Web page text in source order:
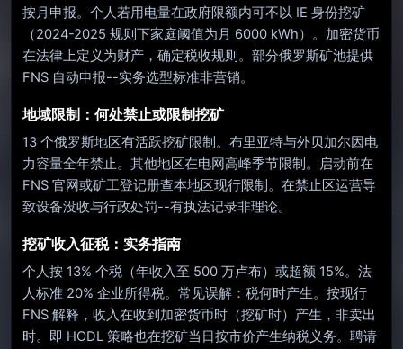
按月申报。个人若用电量在政府限额内可不以 IE 身份挖矿
（2024-2025 规则下家庭阈值为月 6000 kWh）。加密货币
在法律上定义为财产，确定税收规则。部分俄罗斯矿池提供
FNS 自动申报--实务选型标准非营销。
地域限制：何处禁止或限制挖矿
13 个俄罗斯地区有活跃挖矿限制。布里亚特与外贝加尔因电
力容量全年禁止。其他地区在电网高峰季节限制。启动前在
FNS 官网或矿工登记册查本地区现行限制。在禁止区运营导
致设备没收与行政处罚--有执法记录非理论。
挖矿收入征税：实务指南
个人按 13% 个税（年收入至 500 万卢布）或超额 15%。法
人标准 20% 企业所得税。常见误解：税何时产生。按现行
FNS 解释，收入在收到加密货币时（挖矿时）产生，非卖出
时。即 HODL 策略也在挖矿当日按市价产生纳税义务。聘请